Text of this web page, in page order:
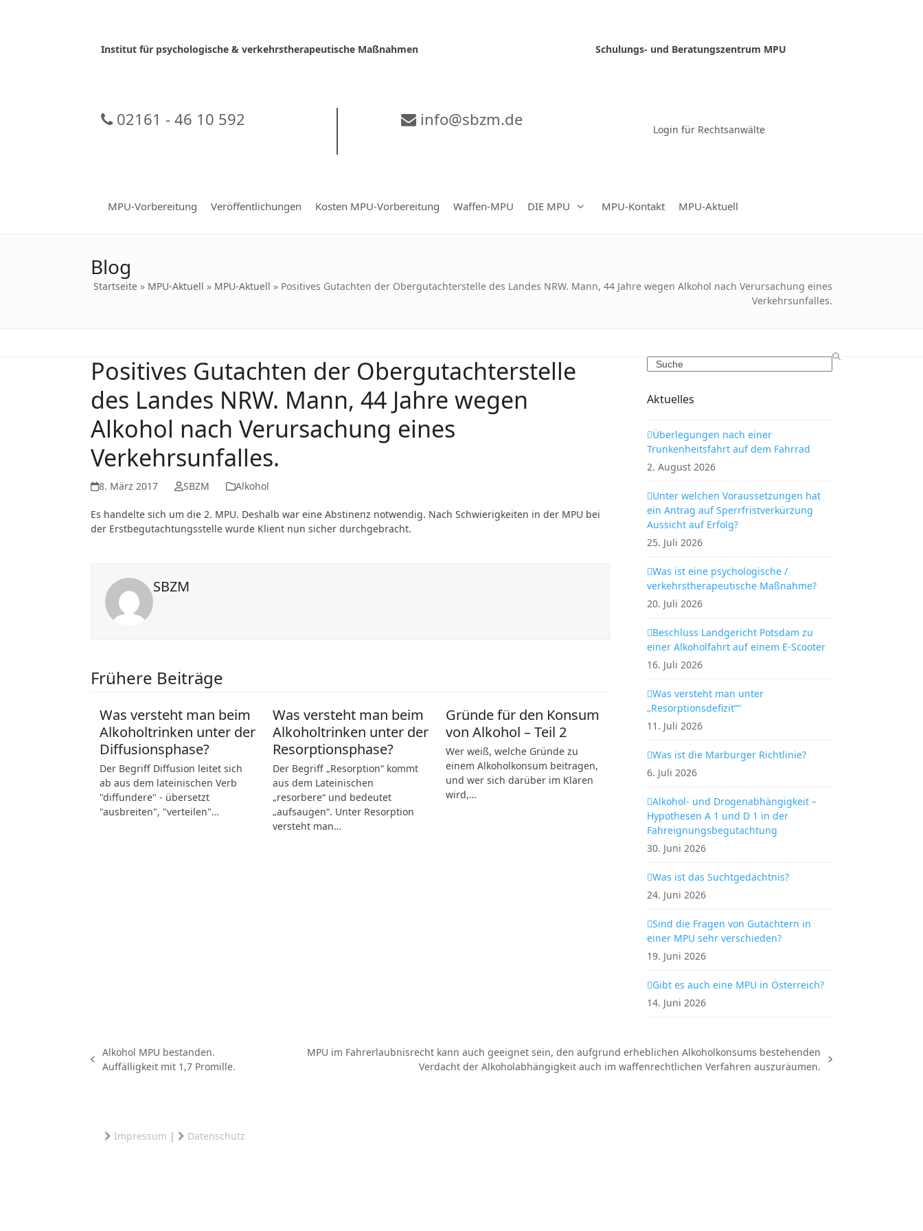
Institut für psychologische & verkehrstherapeutische Maßnahmen
Schulungs- und Beratungszentrum MPU
02161 - 46 10 592 info@sbzm.de
Login für Rechtsanwälte
MPU-Vorbereitung Veröffentlichungen Kosten MPU-Vorbereitung Waffen-MPU DIE MPU MPU-Kontakt MPU-Aktuell
Blog
Startseite » MPU-Aktuell » MPU-Aktuell » Positives Gutachten der Obergutachterstelle des Landes NRW. Mann, 44 Jahre wegen Alkohol nach Verursachung eines
Verkehrsunfalles.
Positives Gutachten der Obergutachterstelle
des Landes NRW. Mann, 44 Jahre wegen
Alkohol nach Verursachung eines
Verkehrsunfalles.
8. März 2017 SBZM Alkohol
Es handelte sich um die 2. MPU. Deshalb war eine Abstinenz notwendig. Nach Schwierigkeiten in der MPU bei
der Erstbegutachtungsstelle wurde Klient nun sicher durchgebracht.
SBZM
Frühere Beiträge
Was versteht man beim
Alkoholtrinken unter der
Diffusionsphase?
Der Begriff Diffusion leitet sich
ab aus dem lateinischen Verb
"diffundere" - übersetzt
"ausbreiten", "verteilen"…
Was versteht man beim
Alkoholtrinken unter der
Resorptionsphase?
Der Begriff „Resorption“ kommt
aus dem Lateinischen
„resorbere“ und bedeutet
„aufsaugen“. Unter Resorption
versteht man…
Gründe für den Konsum
von Alkohol – Teil 2
Wer weiß, welche Gründe zu
einem Alkoholkonsum beitragen,
und wer sich darüber im Klaren
wird,…
Search
Aktuelles
Überlegungen nach einer
Trunkenheitsfahrt auf dem Fahrrad
2. August 2026
Unter welchen Voraussetzungen hat
ein Antrag auf Sperrfristverkürzung
Aussicht auf Erfolg?
25. Juli 2026
Was ist eine psychologische /
verkehrstherapeutische Maßnahme?
20. Juli 2026
Beschluss Landgericht Potsdam zu
einer Alkoholfahrt auf einem E-Scooter
16. Juli 2026
Was versteht man unter
„Resorptionsdefizit““
11. Juli 2026
Was ist die Marburger Richtlinie?
6. Juli 2026
Alkohol- und Drogenabhängigkeit –
Hypothesen A 1 und D 1 in der
Fahreignungsbegutachtung
30. Juni 2026
Was ist das Suchtgedächtnis?
24. Juni 2026
Sind die Fragen von Gutachtern in
einer MPU sehr verschieden?
19. Juni 2026
Gibt es auch eine MPU in Österreich?
14. Juni 2026
vorheriger
Alkohol MPU bestanden.
Auffälligkeit mit 1,7 Promille.
MPU im Fahrerlaubnisrecht kann auch geeignet sein, den aufgrund erheblichen Alkoholkonsums bestehenden
Verdacht der Alkoholabhängigkeit auch im waffenrechtlichen Verfahren auszuräumen.
Impressum | Datenschutz